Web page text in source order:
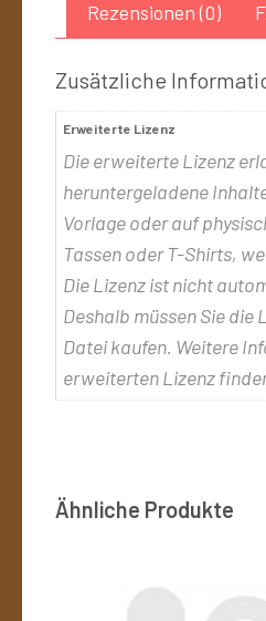
Rezensionen (0)
Zusätzliche
Erweiterte Lizenz
Die erweiterte Lizenz
heruntergeladene
Vorlage oder auf
Tassen oder T-Shirts,
Die Lizenz ist nicht
Deshalb müssen Sie die
Datei kaufen. Weitere
erweiterten Lizenz
Ähnliche Produkte